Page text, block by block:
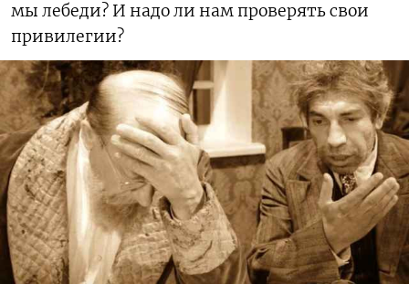
мы лебеди? И надо ли нам проверять свои
привилегии?